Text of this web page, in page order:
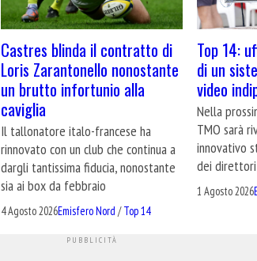
Castres blinda il contratto di
Loris Zarantonello nonostante
un brutto infortunio alla
caviglia
Il tallonatore italo-francese ha
rinnovato con un club che continua a
dargli tantissima fiducia, nonostante
sia ai box da febbraio
4 Agosto 2026Emisfero Nord /Top 14
Top 14:
di un
video
Nella
TMO sarà
innovativo
dei
1 Agosto 2026